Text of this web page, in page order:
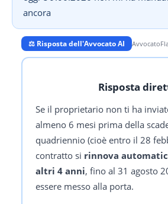
ancora
⚖️ Risposta dell'Avvocato AI
Risposta
Se il proprietario non ti ha
almeno 6 mesi prima della
quadriennio (cioè entro il 28
contratto si rinnova
altri 4 anni, fino al 31 agosto
essere messo alla porta.